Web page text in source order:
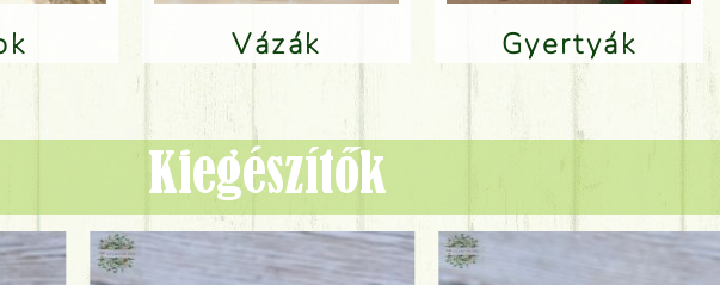
Vázák Gyertyák
Kiegészítők